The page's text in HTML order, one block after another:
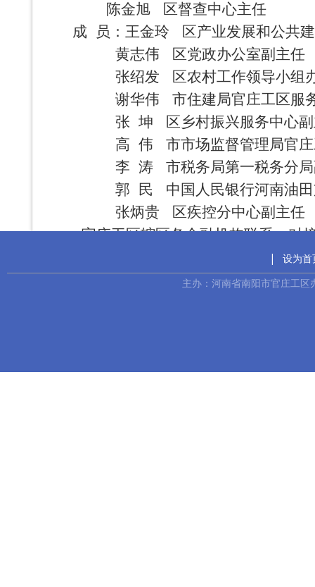
陈金旭
区督查中心主任
成
员：王金玲
区产业发展和公共
黄志伟
区党政办公室副主任
张绍发
区农村工作领导小组
谢华伟
市住建局官庄工区服
张 坤
区乡村振兴服务中心
高 伟
市市场监督管理局官
李 涛
市税务局第一税务分
郭
民
中国人民银行河南油
张炳贵
区疾控分中心副主任
官庄工区辖区各金融机构联系、对
区财金局牵头负责工作的推进和协
平台数据汇集；产发、工信、住建、科
接推进情况。
| 设为首
主办：河南省南阳市官庄工